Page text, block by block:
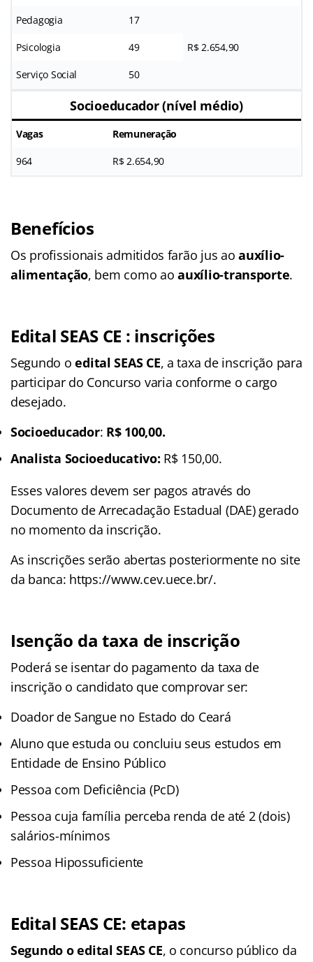
Pedagogia 17
R$ 2.654,90
Psicologia 49
Serviço Social 50
Socioeducador (nível médio)
Vagas Remuneração
964 R$ 2.654,90
Benefícios
Os profissionais admitidos farão jus aoauxílio-
alimentação, bem como aoauxílio-transporte.
Edital SEAS CE : inscrições
Segundo oeditalSEAS CE, a taxa de inscrição para
participar do Concurso varia conforme o cargo
desejado.
Socioeducador: R$ 100,00.
Analista Socioeducativo: R$ 150,00.
Esses valores devem ser pagos através do
Documento de Arrecadação Estadual (DAE) gerado
no momento da inscrição.
As inscrições serão abertas posteriormente no site
da banca: https://www.cev.uece.br/.
Isenção da taxa de inscrição
Poderá se isentar do pagamento da taxa de
inscrição o candidato que comprovar ser:
Doador de Sangue no Estado do Ceará
Aluno que estuda ou concluiu seus estudos em
Entidade de Ensino Público
Pessoa com Deficiência (PcD)
Pessoa cuja família perceba renda de até 2 (dois)
salários-mínimos
Pessoa Hipossuficiente
Edital SEAS CE: etapas
Segundo oeditalSEAS CE, o concurso público da